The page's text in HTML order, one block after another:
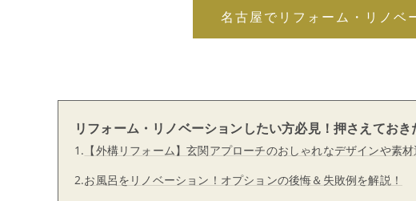
名古屋でリフォーム・リノベ
リフォーム・リノベーションしたい方必見！押さえておき
1. 【外構リフォーム】玄関アプローチのおしゃれなデザインや素材
2.お風呂をリノベーション！オプションの後悔＆失敗例を解説！